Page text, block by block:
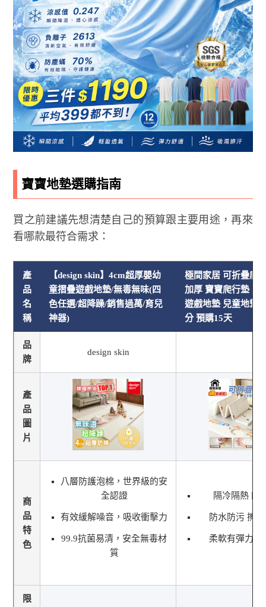
寶寶地墊選購指南
買之前建議先想清楚自己的預算跟主要用途，再來
看哪款最符合需求：
產
品
名
稱
【design skin】4cm超厚嬰幼
童摺疊遊戲地墊/無毒無味(四
色任選/超降躁/銷售過萬/育兒
神器)
極間家居 可折疊爬
加厚 寶寶爬行墊 兒
遊戲地墊 兒童地墊
分 預購15天
品
牌
design skin
產
品
圖
片
商
品
特
色
八層防護泡棉，世界級的安
全認證
有效緩解噪音，吸收衝擊力
99.9抗菌易清，安全無毒材
質
隔冷隔熱 四
防水防污 擦
柔軟有彈力
限